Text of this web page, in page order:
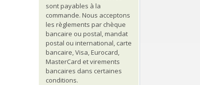
sont payables à la
commande. Nous acceptons
les règlements par chèque
bancaire ou postal, mandat
postal ou international, carte
bancaire, Visa, Eurocard,
MasterCard et virements
bancaires dans certaines
conditions.